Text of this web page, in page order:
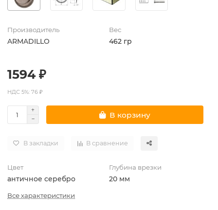
Производитель
ARMADILLO
Вес
462 гр
1594 ₽
НДС 5%: 76 ₽
В корзину
В закладки В сравнение
Цвет
античное серебро
Глубина врезки
20 мм
Все характеристики